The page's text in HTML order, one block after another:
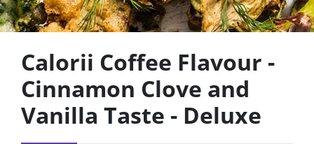
Calorii Coffee Flavour -
Cinnamon Clove and
Vanilla Taste - Deluxe